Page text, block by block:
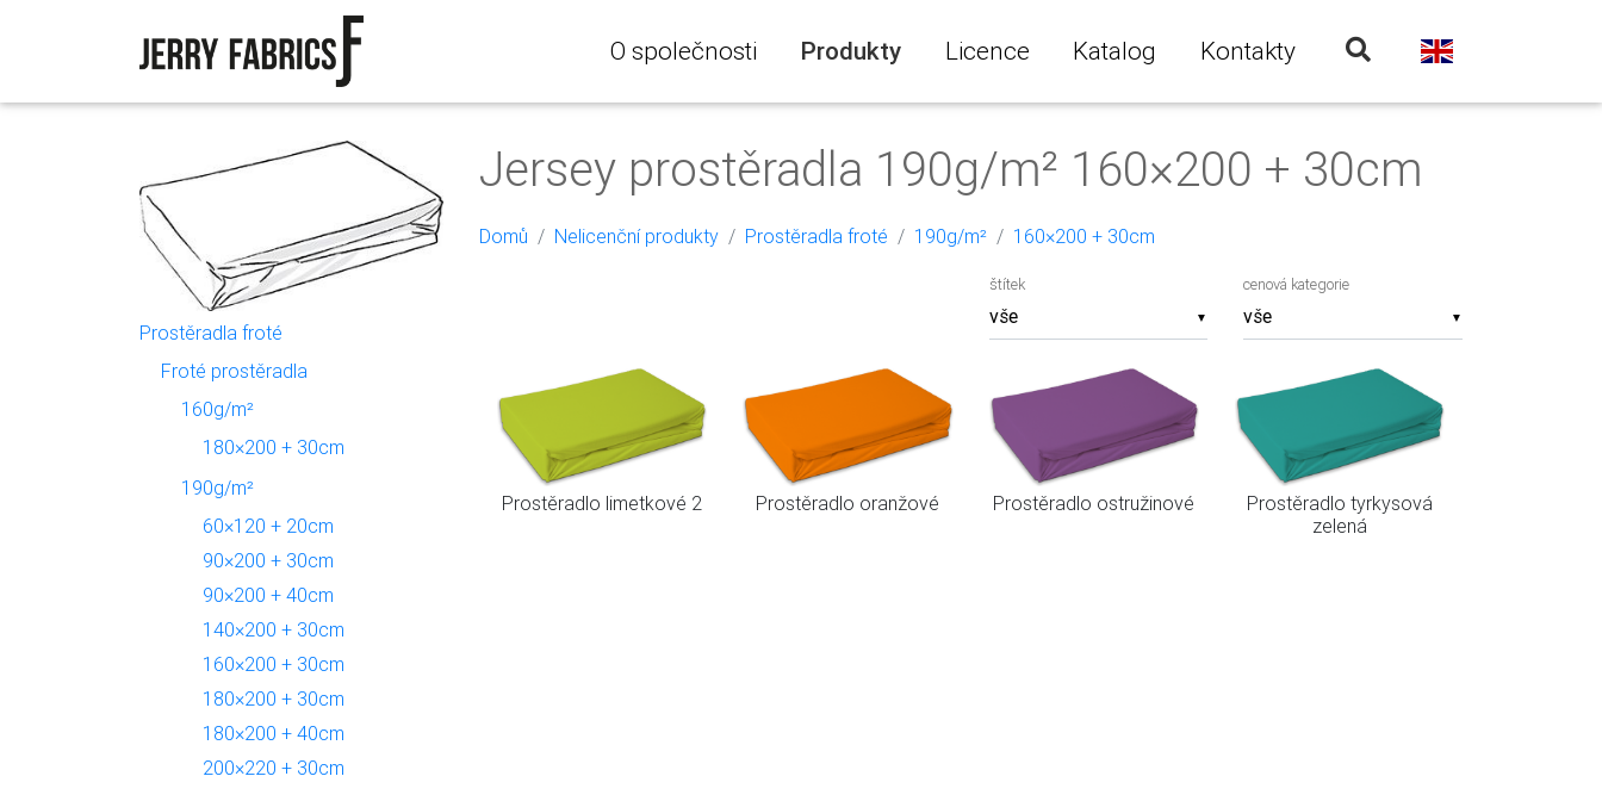
O společnosti Produkty Licence Katalog Kontakty
Jersey prostěradla 190g/m² 160×200 + 30cm
Domů Nelicenční produkty Prostěradla froté 190g/m² 160×200 + 30cm
▼
štítek
▼
cenová kategorie
Prostěradlo limetkové 2 Prostěradlo oranžové Prostěradlo ostružinové
Prostěradlo tyrkysová
zelená
Prostěradla froté
Froté prostěradla
160g/m²
180×200 + 30cm
190g/m²
60×120 + 20cm
90×200 + 30cm
90×200 + 40cm
140×200 + 30cm
160×200 + 30cm
180×200 + 30cm
180×200 + 40cm
200×220 + 30cm